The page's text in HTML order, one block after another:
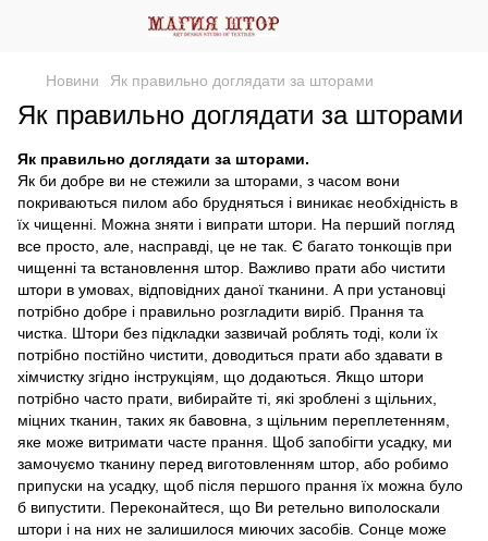
Новини Як правильно доглядати за шторами
Як правильно доглядати за шторами
Як правильно доглядати за шторами.
Як би добре ви не стежили за шторами, з часом вони
покриваються пилом або брудняться і виникає необхідність в
їх чищенні. Можна зняти і випрати штори. На перший погляд
все просто, але, насправді, це не так. Є багато тонкощів при
чищенні та встановлення штор. Важливо прати або чистити
штори в умовах, відповідних даної тканини. А при установці
потрібно добре і правильно розгладити виріб. Прання та
чистка. Штори без підкладки зазвичай роблять тоді, коли їх
потрібно постійно чистити, доводиться прати або здавати в
хімчистку згідно інструкціям, що додаються. Якщо штори
потрібно часто прати, вибирайте ті, які зроблені з щільних,
міцних тканин, таких як бавовна, з щільним переплетенням,
яке може витримати часте прання. Щоб запобігти усадку, ми
замочуємо тканину перед виготовленням штор, або робимо
припуски на усадку, щоб після першого прання їх можна було
б випустити. Переконайтеся, що Ви ретельно виполоскали
штори і на них не залишилося миючих засобів. Сонце може